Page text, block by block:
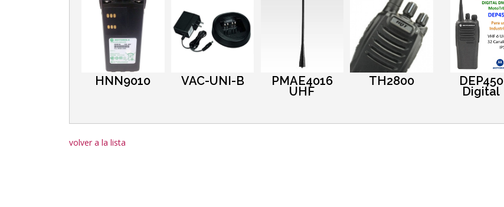
HNN9010 VAC-UNI-B PMAE4016
UHF
TH2800 DEP450
Digital
volver a la lista